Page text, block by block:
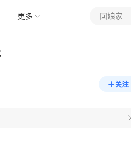
更多 回娘家
关注